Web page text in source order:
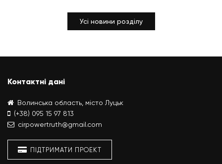
Усі новини розділу
Контактні дані
Волинська область, місто Луцьк
(+38) 095 15 97 813
cirpowertruth@gmail.com
ПІДТРИМАТИ ПРОЕКТ